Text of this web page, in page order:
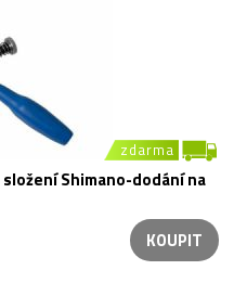
zdarma
Shimano-dodání na
KOUPIT